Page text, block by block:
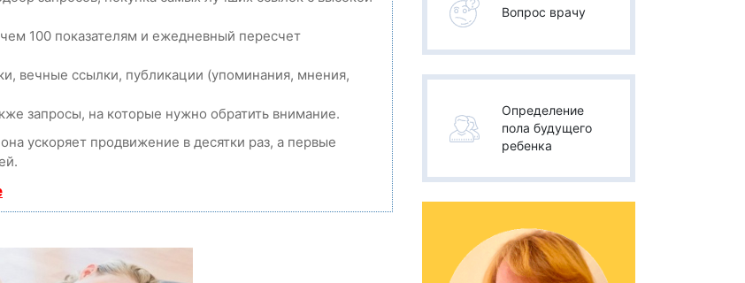
100 показателям и ежедневный пересчет
вечные ссылки, публикации (упоминания, мнения,
запросы, на которые нужно обратить внимание.
ускоряет продвижение в десятки раз, а первые
Вопрос врачу
Определение
пола будущего
ребенка